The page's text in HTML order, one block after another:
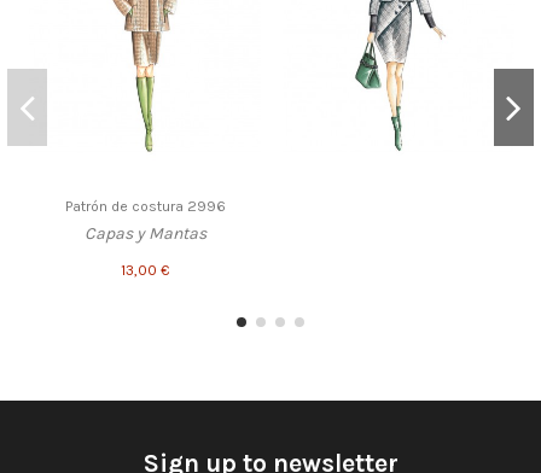
Patrón de costura 2996
Capas y Mantas
13,00 €
Sign up to newsletter